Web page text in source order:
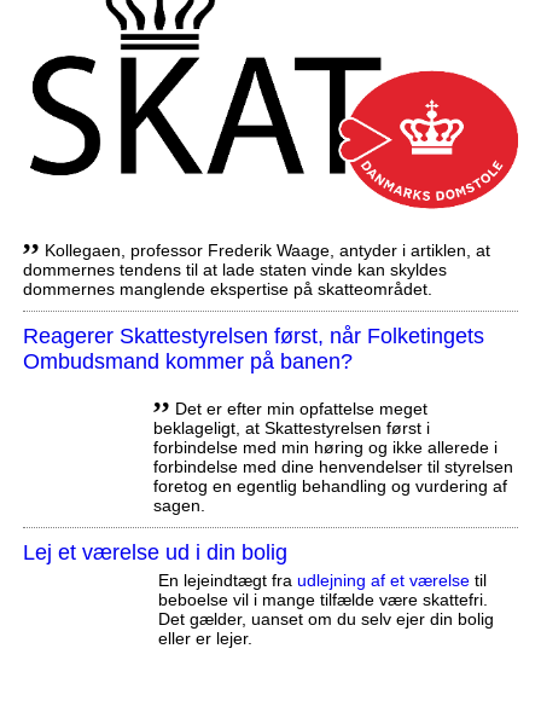
,, Kollegaen, professor Frederik Waage, antyder i artiklen, at
dommernes tendens til at lade staten vinde kan skyldes
dommernes manglende ekspertise på skatteområdet.
Reagerer Skattestyrelsen først, når Folketingets
Ombudsmand kommer på banen?
,, Det er efter min opfattelse meget
beklageligt, at Skattestyrelsen først i
forbindelse med min høring og ikke allerede i
forbindelse med dine henvendelser til styrelsen
foretog en egentlig behandling og vurdering af
sagen.
Lej et værelse ud i din bolig
En lejeindtægt fra udlejning af et værelsetil
beboelse vil i mange tilfælde være skattefri.
Det gælder, uanset om du selv ejer din bolig
eller er lejer.